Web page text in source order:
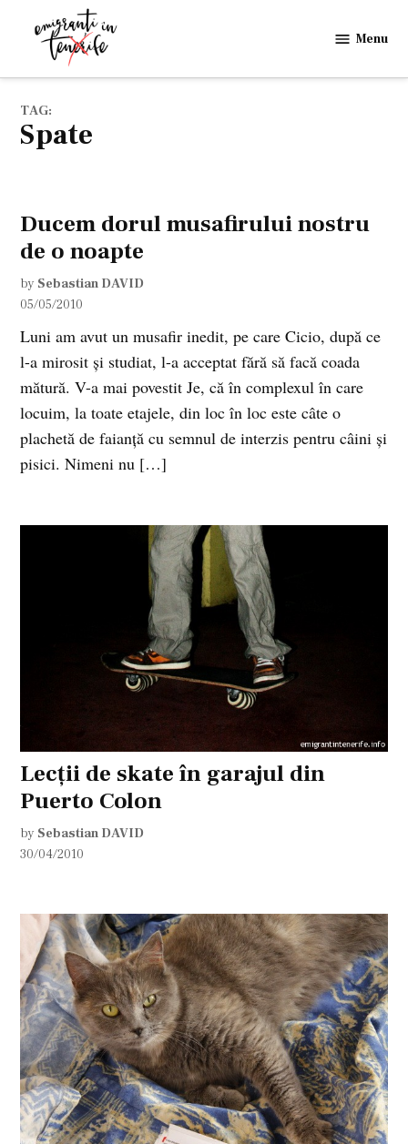
in
Menu
TAG:
spate
Ducem dorul musafirului nostru
de o noapte
by Sebastian DAVID
05/05/2010
Luni am avut un musafir inedit, pe care Cicio, după ce
l-a mirosit şi studiat, l-a acceptat fără să facă coada
mătură. V-a mai povestit Je, că în complexul în care
locuim, la toate etajele, din loc în loc este câte o
plachetă de faianţă cu semnul de interzis pentru câini şi
pisici. Nimeni nu […]
Lecţii de skate în garajul din
Puerto Colon
by Sebastian DAVID
30/04/2010